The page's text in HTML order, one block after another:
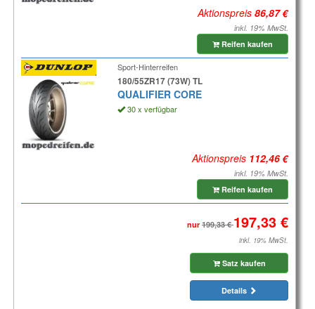
Aktionspreis
inkl. 19% MwSt.
Reifen kaufen
Sport-Hinterreifen
180/55ZR17 (73W) TL
QUALIFIER CORE
30 x verfügbar
Aktionspreis
inkl. 19% MwSt.
Reifen kaufen
nur
inkl. 19% MwSt.
Satz kaufen
Details